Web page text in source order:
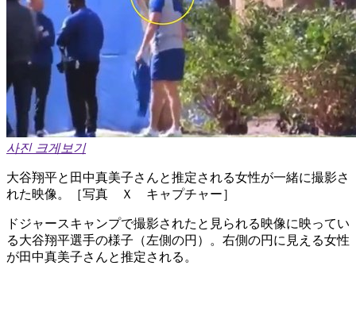
사진 크게보기
大谷翔平と田中真美子さんと推定される女性が一緒に撮影さ
れた映像。［写真 Ｘ キャプチャー］
ドジャースキャンプで撮影されたと見られる映像に映ってい
る大谷翔平選手の様子（左側の円）。右側の円に見える女性
が田中真美子さんと推定される。